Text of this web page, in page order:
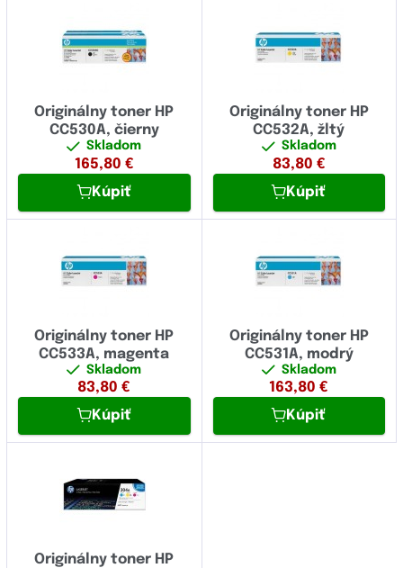
Originálny toner HP
CC530A, čierny
Skladom
165,80 €
Kúpiť
Originálny toner HP
CC532A, žltý
Skladom
83,80 €
Kúpiť
Originálny toner HP
CC533A, magenta
Skladom
83,80 €
Kúpiť
Originálny toner HP
CC531A, modrý
Skladom
163,80 €
Kúpiť
Originálny toner HP